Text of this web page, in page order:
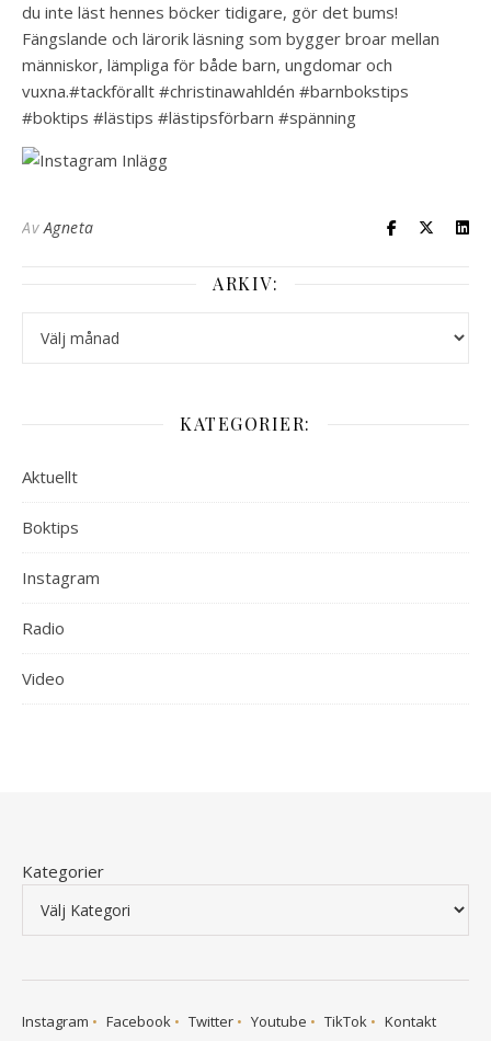
du inte läst hennes böcker tidigare, gör det bums!
Fängslande och lärorik läsning som bygger broar mellan
människor, lämpliga för både barn, ungdomar och
vuxna.️️️️️#tackförallt #christinawahldén #barnbokstips
#boktips #lästips #lästipsförbarn #spänning
AvAgneta
ARKIV:
KATEGORIER:
Aktuellt
Boktips
Instagram
Radio
Video
Kategorier
Instagram Facebook Twitter Youtube TikTok Kontakt